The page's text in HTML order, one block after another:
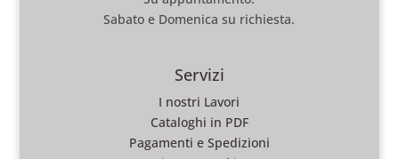
Sabato e Domenica su richiesta.
Servizi
I nostri Lavori
Cataloghi in PDF
Pagamenti e Spedizioni